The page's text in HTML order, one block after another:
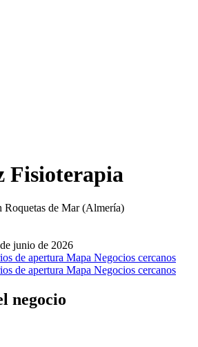
Fisioterapia
Roquetas de Mar (Almería)
junio de 2026
de apertura Mapa Negocios cercanos
de apertura Mapa Negocios cercanos
negocio